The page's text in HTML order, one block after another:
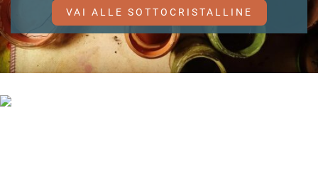
VAI ALLE SOTTOCRISTALLINE